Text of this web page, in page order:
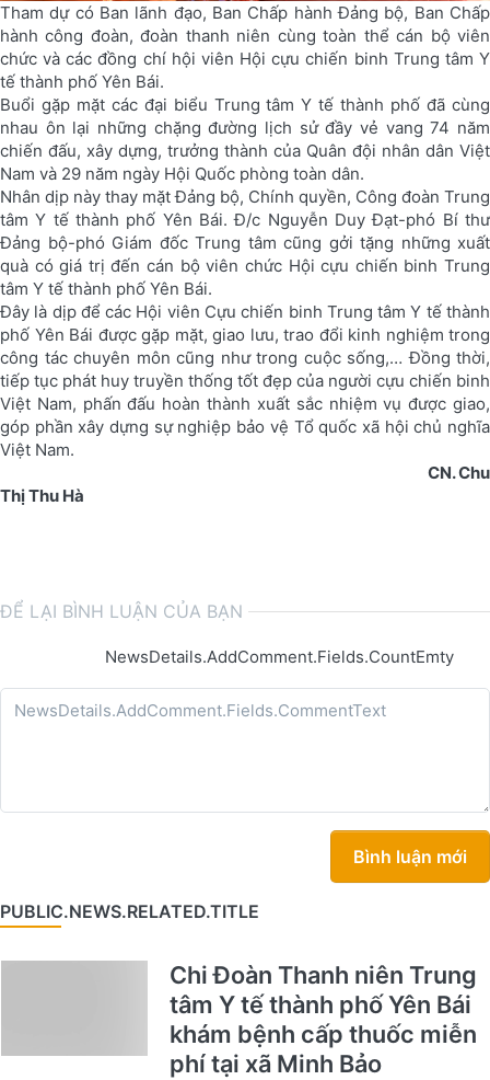
Tham dự có Ban lãnh đạo, Ban Chấp hành Đảng bộ, Ban Chấp
hành công đoàn, đoàn thanh niên cùng toàn thể cán bộ viên
chức và các đồng chí hội viên Hội cựu chiến binh Trung tâm Y
tế thành phố Yên Bái.
Buổi gặp mặt các đại biểu Trung tâm Y tế thành phố đã cùng
nhau ôn lại những chặng đường lịch sử đầy vẻ vang 74 năm
chiến đấu, xây dựng, trưởng thành của Quân đội nhân dân Việt
Nam và 29 năm ngày Hội Quốc phòng toàn dân.
Nhân dịp này thay mặt Đảng bộ, Chính quyền, Công đoàn Trung
tâm Y tế thành phố Yên Bái. Đ/c Nguyễn Duy Đạt-phó Bí thư
Đảng bộ-phó Giám đốc Trung tâm cũng gởi tặng những xuất
quà có giá trị đến cán bộ viên chức Hội cựu chiến binh Trung
tâm Y tế thành phố Yên Bái.
Đây là dịp để các Hội viên Cựu chiến binh Trung tâm Y tế thành
phố Yên Bái được gặp mặt, giao lưu, trao đổi kinh nghiệm trong
công tác chuyên môn cũng như trong cuộc sống,… Đồng thời,
tiếp tục phát huy truyền thống tốt đẹp của người cựu chiến binh
Việt Nam, phấn đấu hoàn thành xuất sắc nhiệm vụ được giao,
góp phần xây dựng sự nghiệp bảo vệ Tổ quốc xã hội chủ nghĩa
Việt Nam.
CN. Chu
Thị Thu Hà
ĐỂ LẠI BÌNH LUẬN CỦA BẠN
NewsDetails.AddComment.Fields.CountEmty
Bình luận mới
PUBLIC.NEWS.RELATED.TITLE
Chi Đoàn Thanh niên Trung
tâm Y tế thành phố Yên Bái
khám bệnh cấp thuốc miễn
phí tại xã Minh Bảo